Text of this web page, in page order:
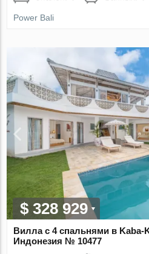
Power Bali
$ 328 929
Вилла с 4 спальнями в Kaba-
Индонезия № 10477